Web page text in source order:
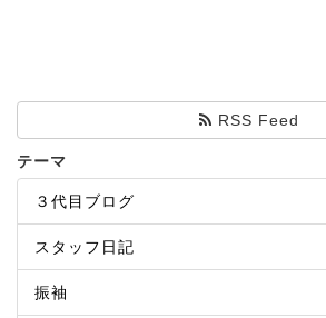
RSS Feed
テーマ
３代目ブログ
スタッフ日記
振袖